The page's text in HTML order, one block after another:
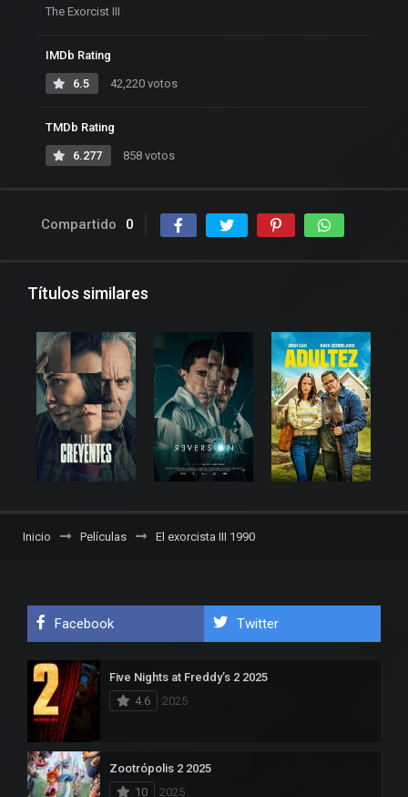
The Exorcist III
IMDb Rating
6.5 42,220 votos
TMDb Rating
6.277 858 votos
Compartido 0
Títulos similares
Inicio Películas El exorcista III 1990
Facebook Twitter
Five Nights at Freddy’s 2 2025
4.6
2025
Zootrópolis 2 2025
10
2025